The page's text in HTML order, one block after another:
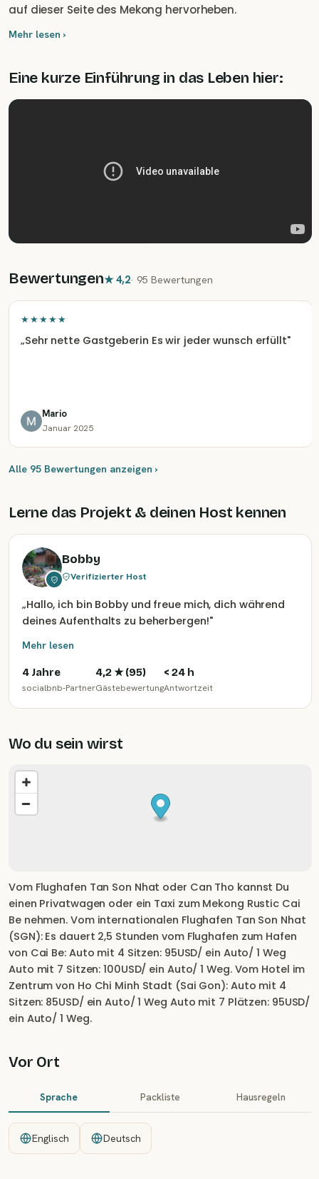
auf dieser Seite des Mekong hervorheben.
Mehr lesen ›
Eine kurze Einführung in das Leben hier:
Bewertungen★4,2· 95 Bewertungen
★★★★★
„Sehr nette Gastgeberin Es wir jeder wunsch erfüllt"
Mario
Januar 2025
Alle 95 Bewertungen anzeigen ›
Lerne das Projekt & deinen Host kennen
Bobby
Verifizierter Host
„Hallo, ich bin Bobby und freue mich, dich während
deines Aufenthalts zu beherbergen!"
Mehr lesen
4 Jahre
socialbnb-Partner
4,2★ (95)
Gästebewertung
< 24 h
Antwortzeit
Wo du sein wirst
Vom Flughafen Tan Son Nhat oder Can Tho kannst Du
einen Privatwagen oder ein Taxi zum Mekong Rustic Cai
Be nehmen. Vom internationalen Flughafen Tan Son Nhat
(SGN): Es dauert 2,5 Stunden vom Flughafen zum Hafen
von Cai Be: Auto mit 4 Sitzen: 95USD/ ein Auto/ 1 Weg
Auto mit 7 Sitzen: 100USD/ ein Auto/ 1 Weg. Vom Hotel im
Zentrum von Ho Chi Minh Stadt (Sai Gon): Auto mit 4
Sitzen: 85USD/ ein Auto/ 1 Weg Auto mit 7 Plätzen: 95USD/
ein Auto/ 1 Weg.
Vor Ort
Sprache Packliste Hausregeln
Englisch Deutsch